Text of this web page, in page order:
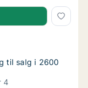
til salg i 2600
2600 Glostrup,
til salg i 2600
til salg i 2600
4